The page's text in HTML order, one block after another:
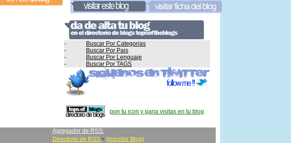
-
Buscar Por Categorias
-
Buscar Por Pais
-
Buscar Por Lenguaje
-
Buscar Por TAGS
pon tu icon y gana visitas en tu blog
Agregador de RSS:
Directorio de RSS - (inscribir Blog)